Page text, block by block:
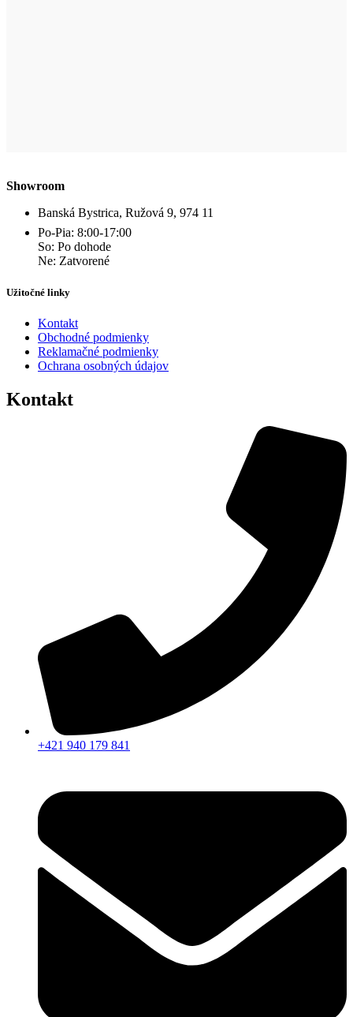
Showroom
Banská Bystrica, Ružová 9, 974 11
Po-Pia: 8:00-17:00
So: Po dohode
Ne: Zatvorené
Užitočné linky
Kontakt
Obchodné podmienky
Reklamačné podmienky
Ochrana osobných údajov
Kontakt
+421 940 179 841